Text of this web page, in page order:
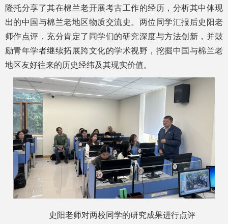
隆托分享了其在棉兰老开展考古工作的经历，分析其中体现
出的中国与棉兰老地区物质交流史。两位同学汇报后史阳老
师作点评，充分肯定了同学们的研究深度与方法创新，并鼓
励青年学者继续拓展跨文化的学术视野，挖掘中国与棉兰老
地区友好往来的历史经纬及其现实价值。
史阳老师对两校同学的研究成果进行点评